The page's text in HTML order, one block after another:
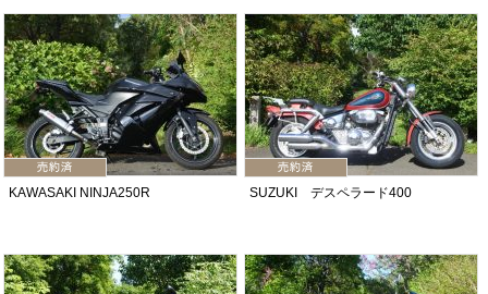
KAWASAKI NINJA250R SUZUKI デスペラード400